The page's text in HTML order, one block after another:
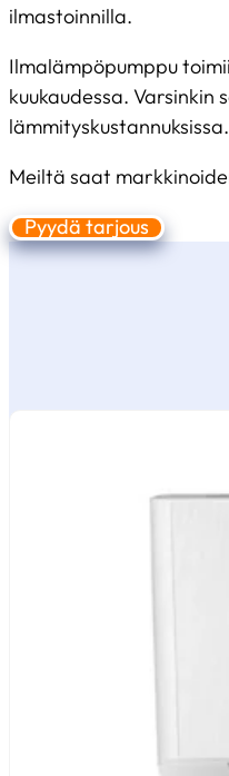
ilmastoinnilla.
Ilmalämpöpumppu
kuukaudessa.
lämmityskustannuksissa.
Meiltä saat
Pyydä tarjous